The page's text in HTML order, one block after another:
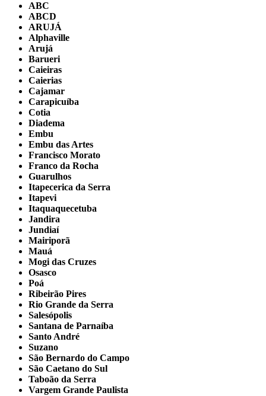
ABC
ABCD
ARUJÁ
Alphaville
Arujá
Barueri
Caieiras
Caierias
Cajamar
Carapicuíba
Cotia
Diadema
Embu
Embu das Artes
Francisco Morato
Franco da Rocha
Guarulhos
Itapecerica da Serra
Itapevi
Itaquaquecetuba
Jandira
Jundiaí
Mairiporã
Mauá
Mogi das Cruzes
Osasco
Poá
Ribeirão Pires
Rio Grande da Serra
Salesópolis
Santana de Parnaíba
Santo André
Suzano
São Bernardo do Campo
São Caetano do Sul
Taboão da Serra
Vargem Grande Paulista